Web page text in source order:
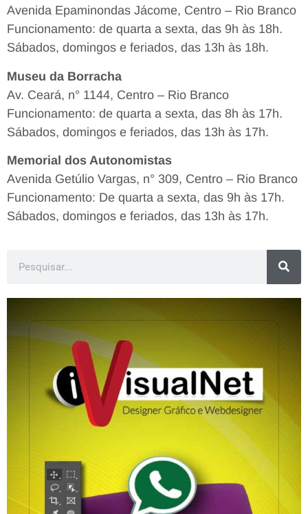
Avenida Epaminondas Jácome, Centro – Rio Branco
Funcionamento: de quarta a sexta, das 9h às 18h.
Sábados, domingos e feriados, das 13h às 18h.
Museu da Borracha
Av. Ceará, n° 1144, Centro – Rio Branco
Funcionamento: de quarta a sexta, das 8h às 17h.
Sábados, domingos e feriados, das 13h às 17h.
Memorial dos Autonomistas
Avenida Getúlio Vargas, n° 309, Centro – Rio Branco
Funcionamento: De quarta a sexta, das 9h às 17h.
Sábados, domingos e feriados, das 13h às 17h.